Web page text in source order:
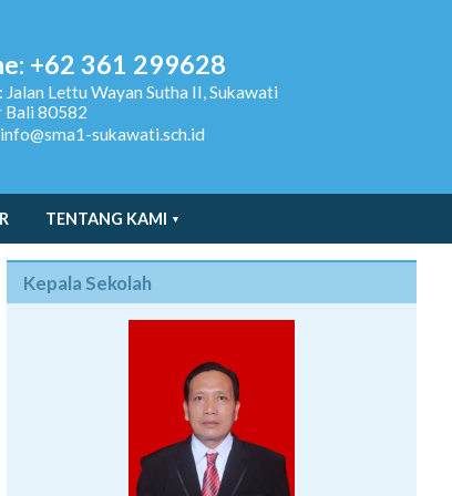
+62 361 299628
Jalan Lettu Wayan Sutha II, Sukawati
Bali 80582
sukawati.sch.id
TENTANG KAMI
Kepala Sekolah